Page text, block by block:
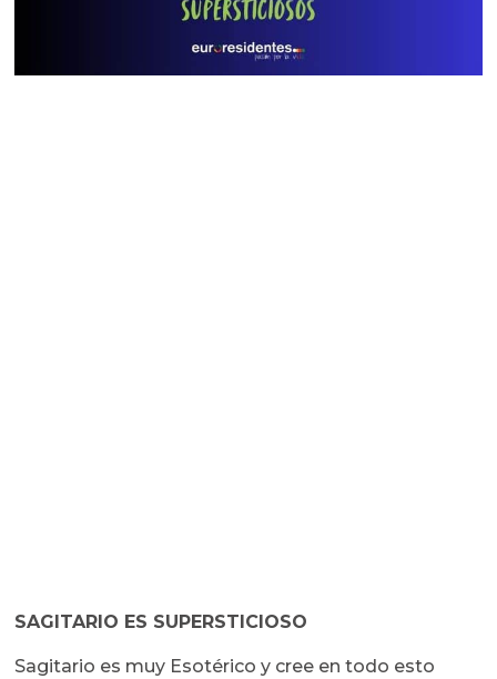
SAGITARIO ES SUPERSTICIOSO
Sagitario es muy Esotérico y cree en todo esto